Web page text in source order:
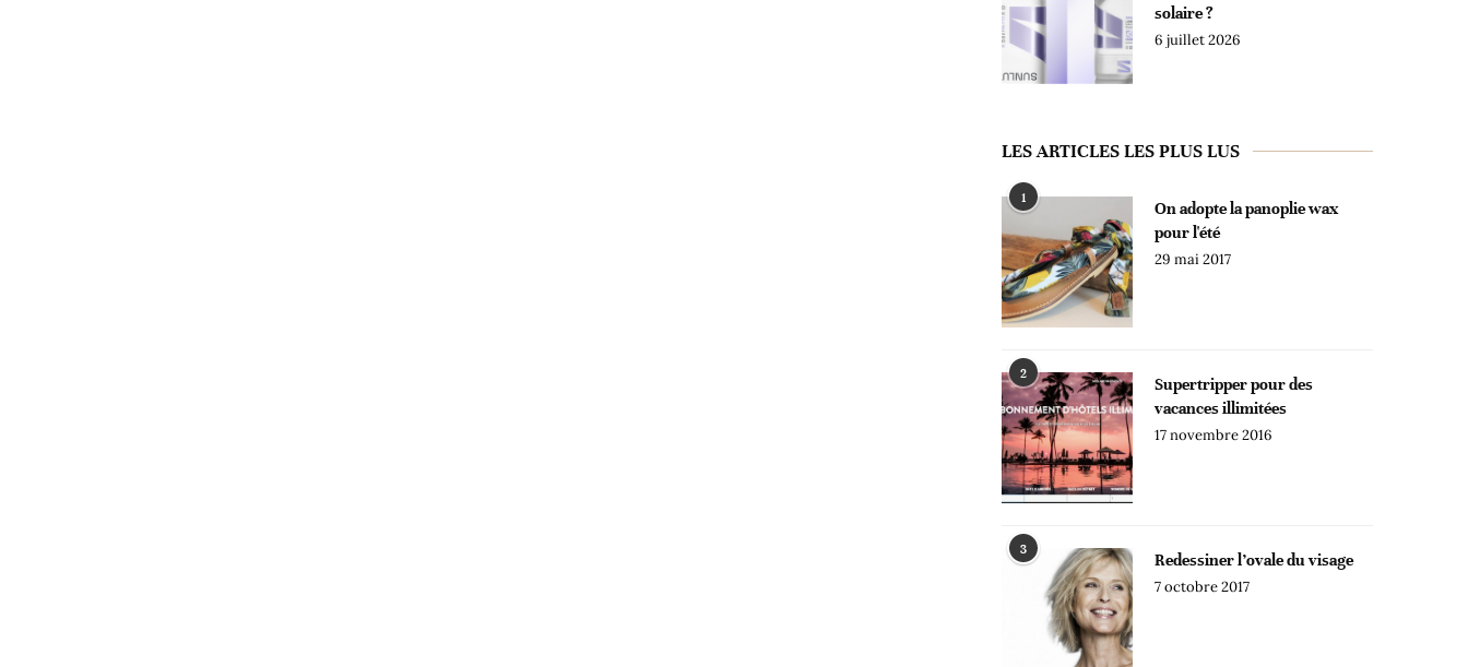
solaire ?
6 juillet 2026
LES ARTICLES LES PLUS LUS
1
On adopte la panoplie wax
pour l'été
29 mai 2017
2
Supertripper pour des
vacances illimitées
17 novembre 2016
3
Redessiner l’ovale du visage
7 octobre 2017